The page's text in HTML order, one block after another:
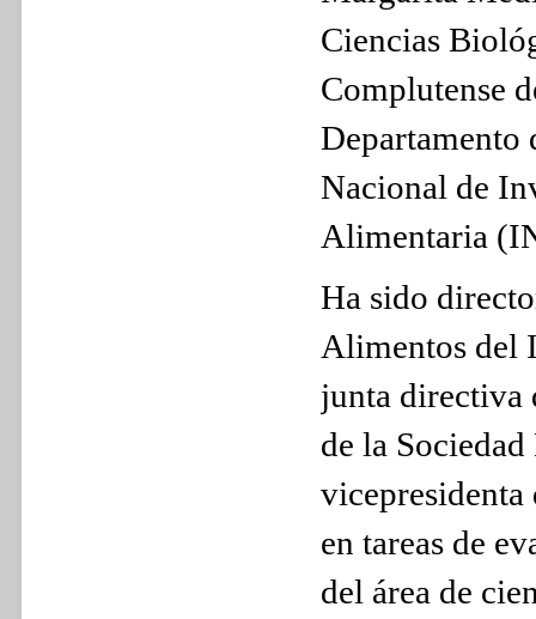
Ciencias
Complutense
Departamento
Nacional de
Alimentaria
Ha sido
Alimentos del
junta directiva
de la
en tareas de
del área de